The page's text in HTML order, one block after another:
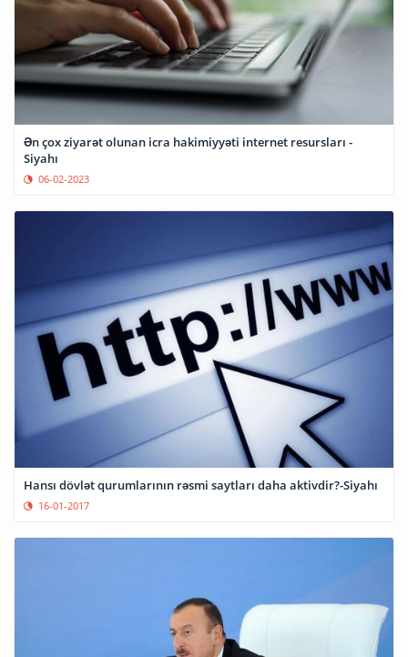
Ən çox ziyarət olunan icra hakimiyyəti internet resursları -
Siyahı
06-02-2023
Hansı dövlət qurumlarının rəsmi saytları daha aktivdir?-Siyahı
16-01-2017